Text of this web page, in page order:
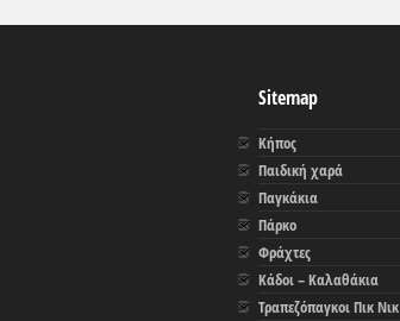
Sitemap
Κήπος
Παιδική χαρά
Παγκάκια
Πάρκο
Φράχτες
Κάδοι – Καλαθάκια
Τραπεζόπαγκοι Πικ Νικ